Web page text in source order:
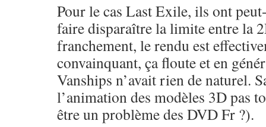
Pour le cas Last Exile, ils ont
faire disparaître la limite entre la
franchement, le rendu est
convainquant, ça floute et en
Vanships n’avait rien de naturel.
l’animation des modèles 3D pas
être un problème des DVD Fr ?).